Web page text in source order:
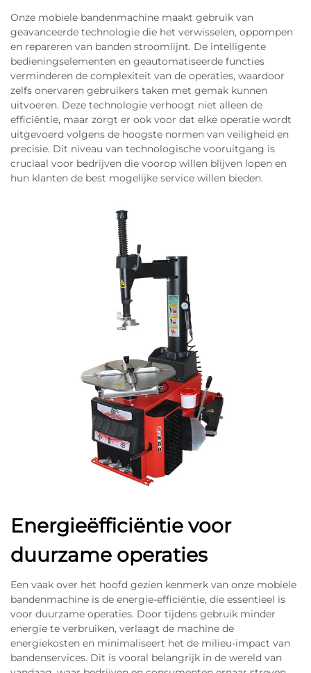
Onze mobiele bandenmachine maakt gebruik van
geavanceerde technologie die het verwisselen, oppompen
en repareren van banden stroomlijnt. De intelligente
bedieningselementen en geautomatiseerde functies
verminderen de complexiteit van de operaties, waardoor
zelfs onervaren gebruikers taken met gemak kunnen
uitvoeren. Deze technologie verhoogt niet alleen de
efficiëntie, maar zorgt er ook voor dat elke operatie wordt
uitgevoerd volgens de hoogste normen van veiligheid en
precisie. Dit niveau van technologische vooruitgang is
cruciaal voor bedrijven die voorop willen blijven lopen en
hun klanten de best mogelijke service willen bieden.
Energieëfficiëntie voor
duurzame operaties
Een vaak over het hoofd gezien kenmerk van onze mobiele
bandenmachine is de energie-efficiëntie, die essentieel is
voor duurzame operaties. Door tijdens gebruik minder
energie te verbruiken, verlaagt de machine de
energiekosten en minimaliseert het de milieu-impact van
bandenservices. Dit is vooral belangrijk in de wereld van